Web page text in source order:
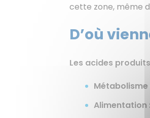
cette zone, même
D’où
Les acides
Alimentation :